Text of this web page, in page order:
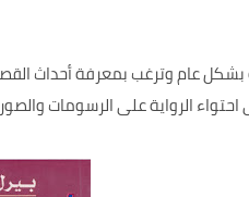
بشكل عام وترغب بمعرفة أحداث
احتواء الرواية على الرسومات